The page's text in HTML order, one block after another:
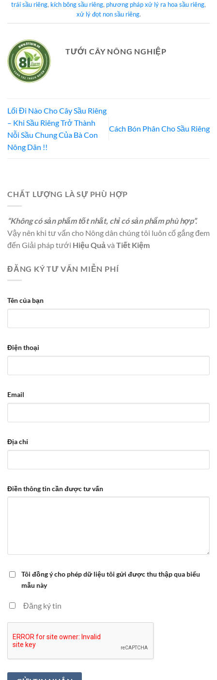
trái sầu riêng, kích bông sầu riêng, phương pháp xử lý ra hoa sầu riêng,
xử lý đọt non sầu riêng.
TƯỚI CÂY NÔNG NGHIỆP
Lối Đi Nào Cho Cây Sầu Riêng
– Khi Sầu Riêng Trở Thành
Nỗi Sầu Chung Của Bà Con
Nông Dân !!
Cách Bón Phân Cho Sầu Riêng
CHẤT LƯỢNG LÀ SỰ PHÙ HỢP
“Không có sản phẩm tốt nhất, chỉ có sản phẩm phù hợp”.
Vậy nên khi tư vấn cho Nông dân chúng tôi luôn cố gắng đem
đến Giải pháp tưới Hiệu Quả và Tiết Kiệm
ĐĂNG KÝ TƯ VẤN MIỄN PHÍ
Tên của bạn
Điện thoại
Email
Địa chỉ
Điền thông tin cần được tư vấn
Tôi đồng ý cho phép dữ liệu tôi gửi được thu thập qua biểu
mẫu này
Đăng ký tin